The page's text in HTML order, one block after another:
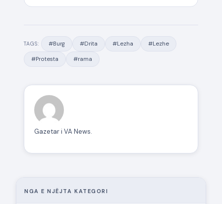
TAGS: #Burg #Drita #Lezha #Lezhe
#Protesta #rama
Gazetar i VA News.
NGA E NJËJTA KATEGORI